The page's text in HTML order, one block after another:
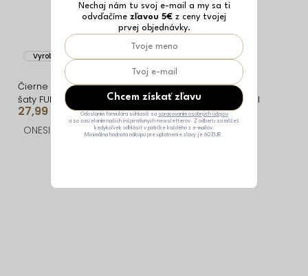
Vyrobené v EÚ
Čierne spoločenské dlhé
šaty FUREVO
27,99 €
ONESIZE
Čierne mini krátke
koktailové šaty DRELANI
29,99 €
ONESIZE
Nechaj nám tu svoj e-mail a my sa ti
odvďačíme zľavou 5€ z ceny tvojej
prvej objednávky.
Chcem získať zľavu
Odoslaním formulára súhlasíš sa spracovaním osobných údajov
a so zasielaním našich inšpiratívnych newsletterov. Z odberu sa môžeš
kedykoľvek odhlásiť v pätičke každého z e-mailov.
Minimálna hodnota nákupu pre uplatnenie zľavy je 60 EUR.